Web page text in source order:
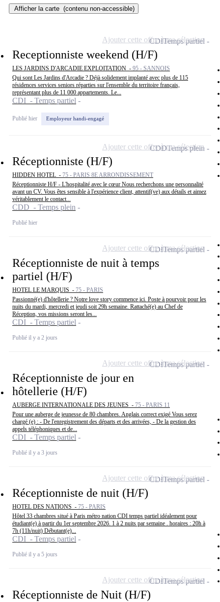
Afficher la carte (contenu non-accessible)
Receptionniste weekend (H/F)
LES JARDINS D'ARCADIE EXPLOITATION - 95 - SANNOIS
Qui sont Les Jardins d'Arcadie ? Déjà solidement implanté avec plus de 115
résidences services seniors réparties sur l'ensemble du territoire français,
représentant plus de 11 000 appartements. Le...
CDI - Temps partiel
Publié hier Employeur handi-engagé
CDITemps partiel
Ajouter cette offre à ma sélection
Réceptionniste (H/F)
HIDDEN HOTEL - 75 - PARIS 8E ARRONDISSEMENT
Réceptionniste H/F - L'hospitalité avec le cœur Nous recherchons une personnalité
avant un CV. Vous êtes sensible à l'expérience client, attentif(ve) aux détails et aimez
véritablement le contact...
CDD - Temps plein
Publié hier
CDDTemps plein
Ajouter cette offre à ma sélection
Réceptionniste de nuit à temps
partiel (H/F)
HOTEL LE MARQUIS - 75 - PARIS
Passionné(e) d'hôtellerie ? Notre love story commence ici. Poste à pourvoir pour les
nuits du mardi, mercredi et jeudi soit 29h semaine. Rattaché(e) au Chef de
Réception, vos missions seront les...
CDI - Temps partiel
Publié il y a 2 jours
CDITemps partiel
Ajouter cette offre à ma sélection
Réceptionniste de jour en
hôtellerie (H/F)
AUBERGE INTERNATIONALE DES JEUNES - 75 - PARIS 11
Pour une auberge de jeunesse de 80 chambres. Anglais correct exigé Vous serez
chargé (e) : - De l'enregistrement des départs et des arrivées, - De la gestion des
appels téléphoniques et de...
CDI - Temps partiel
Publié il y a 3 jours
CDITemps partiel
Ajouter cette offre à ma sélection
Réceptionniste de nuit (H/F)
HOTEL DES NATIONS - 75 - PARIS
Hôtel 33 chambres situé à Paris métro nation CDI temps partiel idéalement pour
étudiant(e) à partir du 1er septembre 2026. 1 à 2 nuits par semaine . horaires : 20h à
7h (11h/nuit) Débutant(e)...
CDI - Temps partiel
Publié il y a 5 jours
CDITemps partiel
Ajouter cette offre à ma sélection
Réceptionniste de Nuit (H/F)
CDITemps partiel
Ajouter cette offre à ma sélection